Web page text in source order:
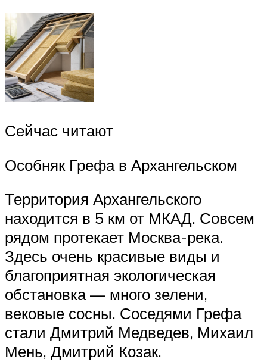
Сейчас читают
Особняк Грефа в Архангельском
Территория Архангельского
находится в 5 км от МКАД. Совсем
рядом протекает Москва-река.
Здесь очень красивые виды и
благоприятная экологическая
обстановка — много зелени,
вековые сосны. Соседями Грефа
стали Дмитрий Медведев, Михаил
Мень, Дмитрий Козак.